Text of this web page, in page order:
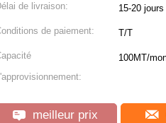
de livraison: 15-20 jours
de paiement: T/T
100MT/
meilleur prix